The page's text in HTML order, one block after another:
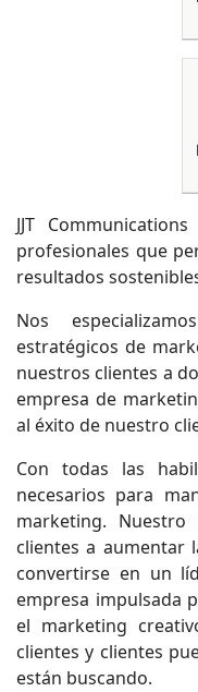
JJT
profesionales que
resultados
Nos
estratégicos de
nuestros clientes a
empresa de
al éxito de nuestro
Con todas las
necesarios para
marketing.
clientes a aumentar
convertirse en un
empresa impulsada
el marketing
clientes y clientes
están buscando.